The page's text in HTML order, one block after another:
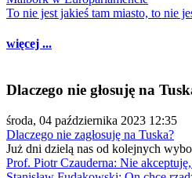
To nie jest jakieś tam miasto, to nie
więcej ...
Dlaczego nie głosuję na
środa, 04 października 2023 12:35
Dlaczego nie zagłosuję na Tuska?
Już dni dzielą nas od kolejnych
Prof. Piotr Czauderna: Nie